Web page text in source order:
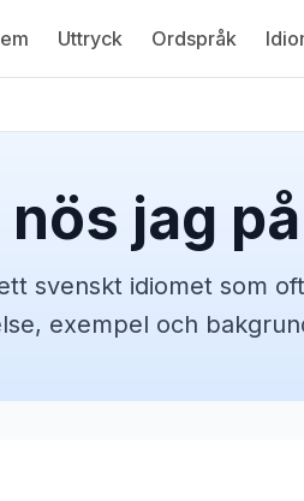
Uttryck Ordspråk
nös jag på
svenskt idiomet som
exempel och